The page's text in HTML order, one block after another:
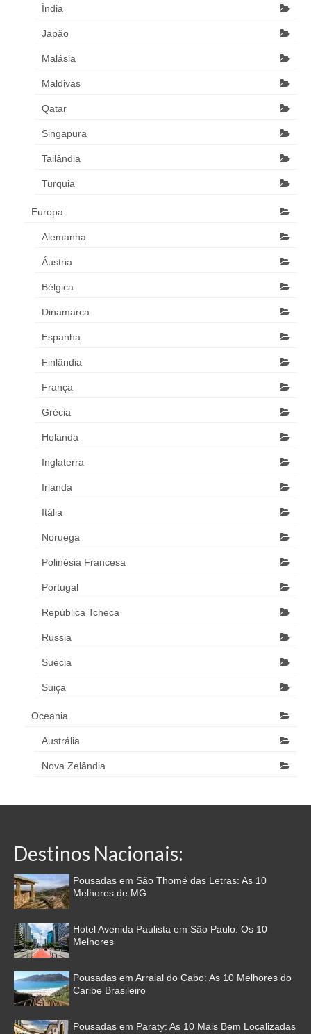
Índia
Japão
Malásia
Maldivas
Qatar
Singapura
Tailândia
Turquia
Europa
Alemanha
Áustria
Bélgica
Dinamarca
Espanha
Finlândia
França
Grécia
Holanda
Inglaterra
Irlanda
Itália
Noruega
Polinésia Francesa
Portugal
República Tcheca
Rússia
Suécia
Suiça
Oceania
Austrália
Nova Zelândia
Destinos Nacionais:
Pousadas em São Thomé das Letras: As 10
Melhores de MG
Hotel Avenida Paulista em São Paulo: Os 10
Melhores
Pousadas em Arraial do Cabo: As 10 Melhores do
Caribe Brasileiro
Pousadas em Paraty: As 10 Mais Bem Localizadas